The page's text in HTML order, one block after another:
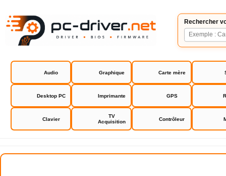
Rechercher
Audio Graphique Carte mère
Desktop PC Imprimante GPS
Clavier
TV
Acquisition
Contrôleur
Asrock Fatal1ty P67